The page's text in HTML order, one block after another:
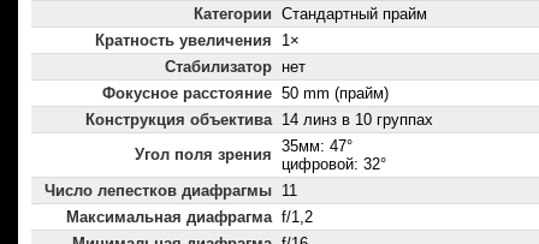
Категории Стандартный прайм
Кратность увеличения
1×
Стабилизатор нет
Фокусное расстояние 50 mm (прайм)
Конструкция объектива 14 линз в 10 группах
Угол поля зрения 35мм: 47°
цифровой: 32°
Число лепестков диафрагмы 11
Максимальная диафрагма f/1,2